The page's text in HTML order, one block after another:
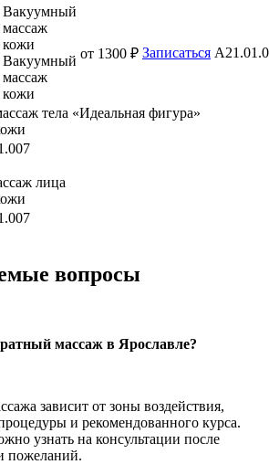
Вакуумный
массаж
кожи
Вакуумный
массаж
кожи
от 1300 ₽ Записаться
тела «Идеальная фигура»
лица
вопросы
массаж в Ярославле?
зависит от зоны воздействия,
и рекомендованного курса.
узнать на консультации после
пожеланий.